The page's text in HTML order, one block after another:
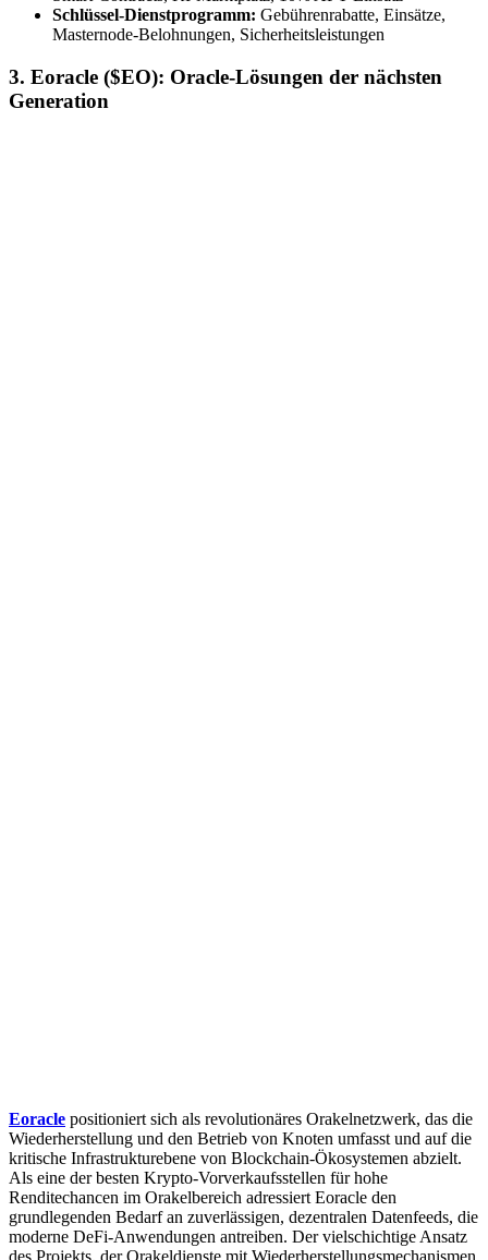
Schlüssel-Dienstprogramm: Gebührenrabatte, Einsätze,
Masternode-Belohnungen, Sicherheitsleistungen
3. Eoracle ($EO): Oracle-Lösungen der nächsten
Generation
Eoracle positioniert sich als revolutionäres Orakelnetzwerk, das die
Wiederherstellung und den Betrieb von Knoten umfasst und auf die
kritische Infrastrukturebene von Blockchain-Ökosystemen abzielt.
Als eine der besten Krypto-Vorverkaufsstellen für hohe
Renditechancen im Orakelbereich adressiert Eoracle den
grundlegenden Bedarf an zuverlässigen, dezentralen Datenfeeds, die
moderne DeFi-Anwendungen antreiben. Der vielschichtige Ansatz
des Projekts, der Orakeldienste mit Wiederherstellungsmechanismen